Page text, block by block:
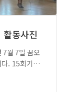
동사진
라기-음악줄넘기 15회기 수업이 진행되었습니다. 15회기…